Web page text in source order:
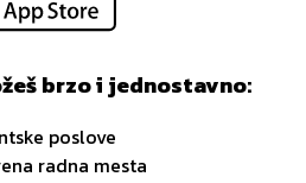
brzo i jednostavno:
poslove
radna mesta